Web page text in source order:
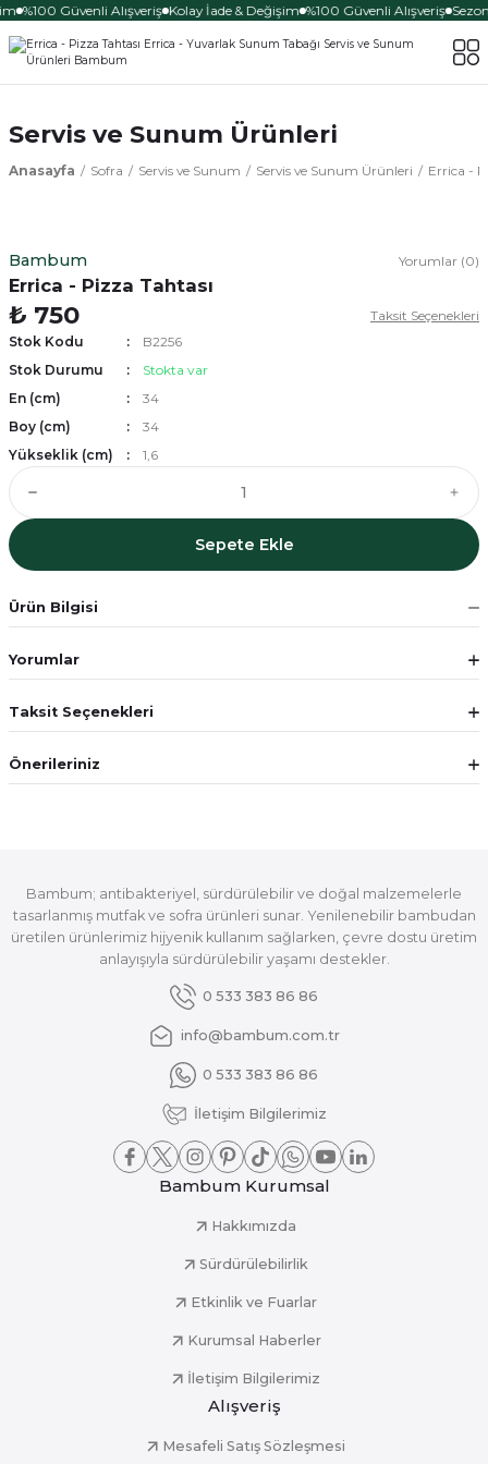
%100 Güvenli Alışveriş Kolay İade & Değişim %100 Güvenli Alışveriş
Servis ve Sunum Ürünleri
Anasayfa Sofra Servis ve Sunum Servis ve Sunum Ürünleri Errica -
Bambum Yorumlar (0)
Errica - Pizza Tahtası
₺ 750
Taksit Seçenekleri
Stok Kodu
B2256
Stok Durumu
Stokta var
En (cm)
34
Boy (cm)
34
Yükseklik (cm)
1,6
Sepete Ekle
Ürün Bilgisi
Yorumlar
Taksit Seçenekleri
Önerileriniz
Bambum; antibakteriyel, sürdürülebilir ve doğal malzemelerle
tasarlanmış mutfak ve sofra ürünleri sunar. Yenilenebilir bambudan
üretilen ürünlerimiz hijyenik kullanım sağlarken, çevre dostu üretim
anlayışıyla sürdürülebilir yaşamı destekler.
0 533 383 86 86
info@bambum.com.tr
0 533 383 86 86
İletişim Bilgilerimiz
Bambum Kurumsal
Hakkımızda
Sürdürülebilirlik
Etkinlik ve Fuarlar
Kurumsal Haberler
İletişim Bilgilerimiz
Alışveriş
Mesafeli Satış Sözleşmesi